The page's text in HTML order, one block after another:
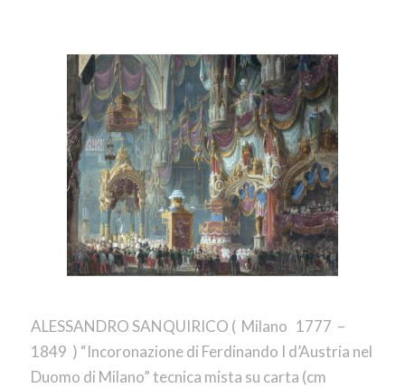
ALESSANDRO SANQUIRICO ( Milano 1777 –
1849 ) “Incoronazione di Ferdinando I d’Austria nel
Duomo di Milano” tecnica mista su carta (cm